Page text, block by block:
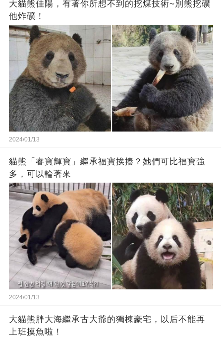
大貓熊佳陽，有著你所想不到的挖煤技術~別熊挖礦
他炸礦！
2024/01/13
貓熊「睿寶輝寶」繼承福寶挨揍？她們可比福寶強
多，可以輪著來
2024/01/13
大貓熊胖大海繼承古大爺的獨棟豪宅，以后不能再
上班摸魚啦！